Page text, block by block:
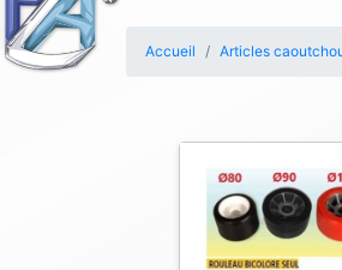
Accueil Articles